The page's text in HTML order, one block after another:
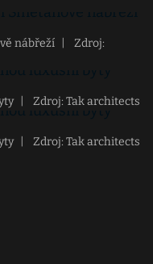
nábřeží
Zdroj:
Zdroj: Tak architects
Zdroj: Tak architects